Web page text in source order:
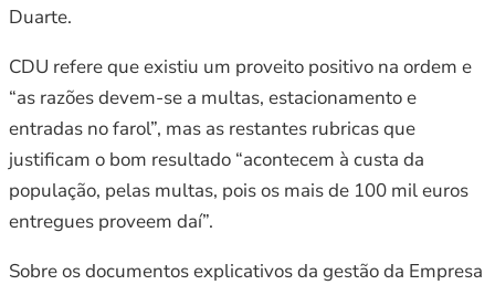
Duarte.
CDU refere que existiu um proveito positivo na ordem e
“as razões devem-se a multas, estacionamento e
entradas no farol”, mas as restantes rubricas que
justificam o bom resultado “acontecem à custa da
população, pelas multas, pois os mais de 100 mil euros
entregues proveem daí”.
Sobre os documentos explicativos da gestão da Empresa